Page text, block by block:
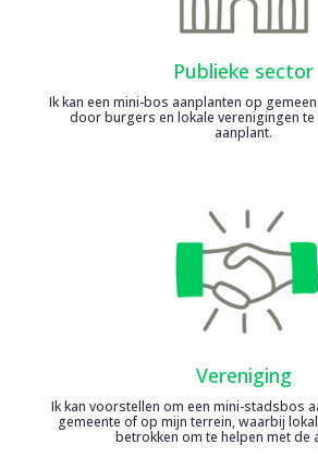
Publieke sector
Ik kan een mini-bos aanplanten op
door burgers en lokale verenigingen te
aanplant.
Vereniging
Ik kan voorstellen om een mini-stadsbos
gemeente of op mijn terrein, waarbij
betrokken om te helpen met de